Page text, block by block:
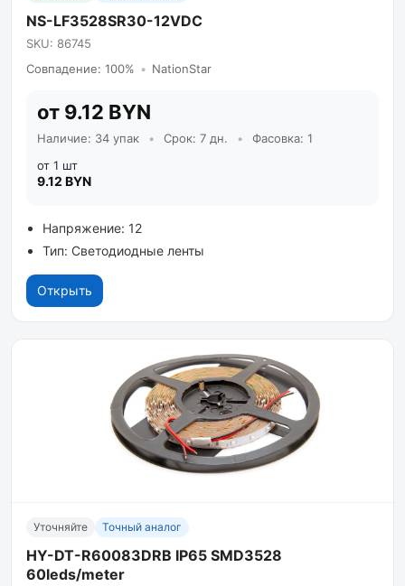
NS-LF3528SR30-12VDC
SKU: 86745
Совпадение: 100% • NationStar
от 9.12 BYN
Наличие: 34 упак • Срок: 7 дн. •
Фасовка: 1
от 1 шт
9.12 BYN
Напряжение: 12
Тип: Светодиодные ленты
Открыть
Уточняйте Точный аналог
HY-DT-R60083DRB IP65 SMD3528
60leds/meter